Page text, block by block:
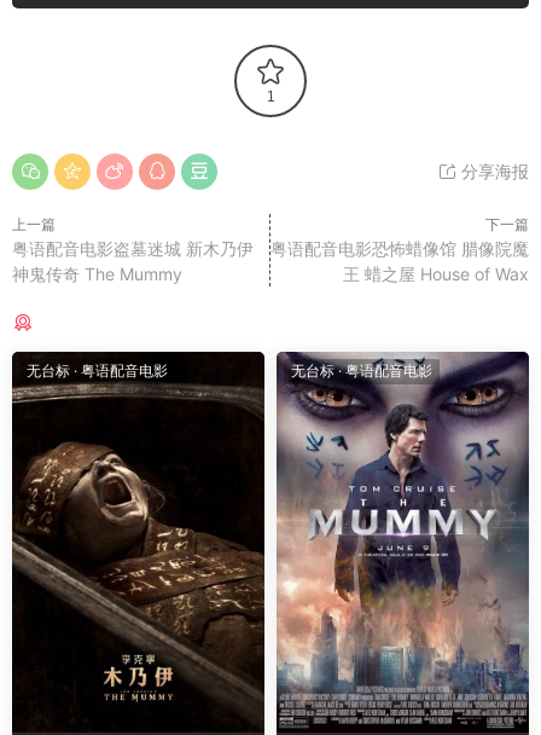
1
分享海报
上一篇
粤语配音电影盗墓迷城 新木乃伊
神鬼传奇 The Mummy
下一篇
粤语配音电影恐怖蜡像馆 腊像院魔
王 蜡之屋 House of Wax
无台标 · 粤语配音电影 无台标·粤语配音电影